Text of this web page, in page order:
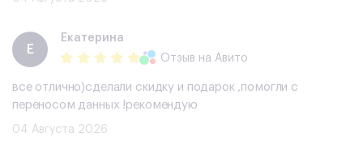
Е
Екатерина
Отзыв на Авито
все отлично)сделали скидку и подарок ,помогли с
переносом данных !рекомендую
04 Августа 2026